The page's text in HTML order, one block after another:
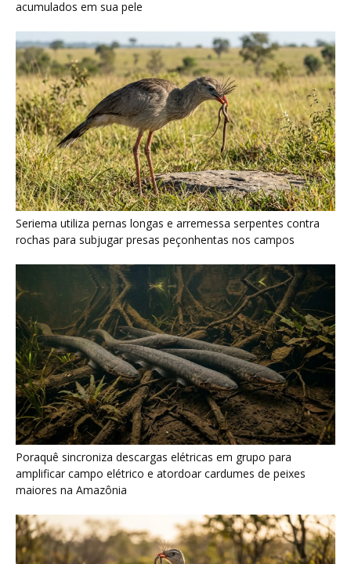
Poraquê sincroniza descargas elétricas em grupo para
amplificar campo elétrico e atordoar cardumes de peixes
maiores na Amazônia
Seriema combina corridas em alta velocidade e arremessos
contra rochas para imobilizar serpentes peçonhentas no
cerrado